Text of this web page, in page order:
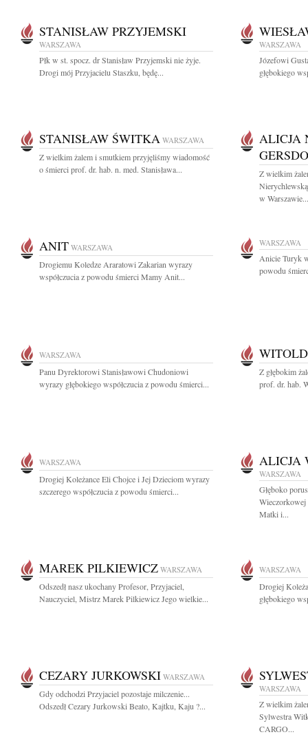
STANISŁAW PRZYJEMSKI
WARSZAWA
Płk w st. spocz. dr Stanisław Przyjemski nie żyje.
Drogi mój Przyjacielu Staszku, będę...
WARSZAWA
Józefowi
głębokiego
STANISŁAW ŚWITKA WARSZAWA
Z wielkim żalem i smutkiem przyjęliśmy wiadomość
o śmierci prof. dr. hab. n. med. Stanisława...
ALICJA
Z wielkim
w Warszawie...
ANIT WARSZAWA
Drogiemu Koledze Araratowi Zakarian wyrazy
współczucia z powodu śmierci Mamy Anit...
WARSZAWA
Anicie Turyk
powodu
WARSZAWA
Panu Dyrektorowi Stanisławowi Chudoniowi
wyrazy głębokiego współczucia z powodu śmierci...
Z głębokim
prof. dr. hab.
WARSZAWA
Drogiej Koleżance Eli Chojce i Jej Dzieciom wyrazy
szczerego współczucia z powodu śmierci...
ALICJA
WARSZAWA
Głęboko
Wieczorkowej
Matki i...
MAREK PILKIEWICZ WARSZAWA
Odszedł nasz ukochany Profesor, Przyjaciel,
Nauczyciel, Mistrz Marek Pilkiewicz Jego wielkie...
WARSZAWA
Drogiej
głębokiego
CEZARY JURKOWSKI WARSZAWA
Gdy odchodzi Przyjaciel pozostaje milczenie...
Odszedł Cezary Jurkowski Beato, Kajtku, Kaju ?...
WARSZAWA
Z wielkim
Sylwestra
CARGO...